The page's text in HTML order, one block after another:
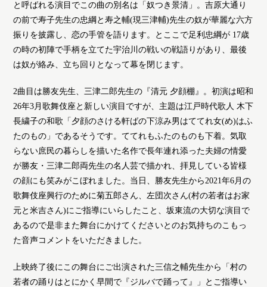
と呼ばれる演目でこの曲の別名は「奴つき景清」。吉原大通り
の前で寿子先生の忠綱と寿之輔(現三津輔)先生の奴が華麗な六方
振りを披露し、恋の手管を語ります。とここで足利忠綱が 17歳
の時の初陣で手柄を立てた宇治川の戦いの戦語りがあり、最後
は奴が絡み、立ち回りとなって幕を閉じます。
2曲目は勝友先生、三津二郎先生の『清元 夕顔棚』。初演は昭和
26年3月歌舞伎座と新しい演目ですが、主題は江戸時代歌人 木下
長繍子の和歌「夕顔のさける軒ばの下涼み男はててれ女(め)はふ
たのもの」であるそうです。ててれもふたのものも下着。気取
らない庶民の暮らしを描いた名作で長年連れ添った夫婦の情愛
が勝友・三津二郎両先生の名人芸で描かれ、拝見している皆様
の顔にも笑みがこぼれました。当日、勝友先生から2021年6月の
歌舞伎座興行のために菊五郎さん、左団次さん(村の若者はお家
元と米吉さん)にご指導にいらしたこと、坂東流の大切な演目で
あるので是非また舞台にかけてくださいとのお気持ちのこもっ
た音声コメントをいただきました。
上映終了後にこの舞台にご出演された三信之輔先生から「村の
若者の踊りはとにかく早間で『ジルバで踊って』」とご指導い